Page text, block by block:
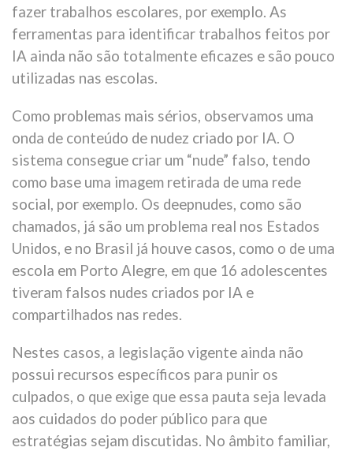
fazer trabalhos escolares, por exemplo. As
ferramentas para identificar trabalhos feitos por
IA ainda não são totalmente eficazes e são pouco
utilizadas nas escolas.
Como problemas mais sérios, observamos uma
onda de conteúdo de nudez criado por IA. O
sistema consegue criar um “nude” falso, tendo
como base uma imagem retirada de uma rede
social, por exemplo. Os deepnudes, como são
chamados, já são um problema real nos Estados
Unidos, e no Brasil já houve casos, como o de uma
escola em Porto Alegre, em que 16 adolescentes
tiveram falsos nudes criados por IA e
compartilhados nas redes.
Nestes casos, a legislação vigente ainda não
possui recursos específicos para punir os
culpados, o que exige que essa pauta seja levada
aos cuidados do poder público para que
estratégias sejam discutidas. No âmbito familiar,